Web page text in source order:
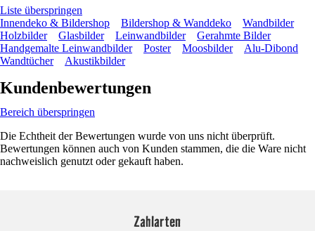
Liste überspringen
Innendeko & Bildershop
Bildershop & Wanddeko
Wandbilder
Holzbilder
Glasbilder Leinwandbilder
Gerahmte Bilder
Handgemalte Leinwandbilder
Poster Moosbilder
Alu-Dibond
Wandtücher
Akustikbilder
Kundenbewertungen
Bereich überspringen
Die Echtheit der Bewertungen wurde von uns nicht überprüft.
Bewertungen können auch von Kunden stammen, die die Ware nicht
nachweislich genutzt oder gekauft haben.
Zahlarten